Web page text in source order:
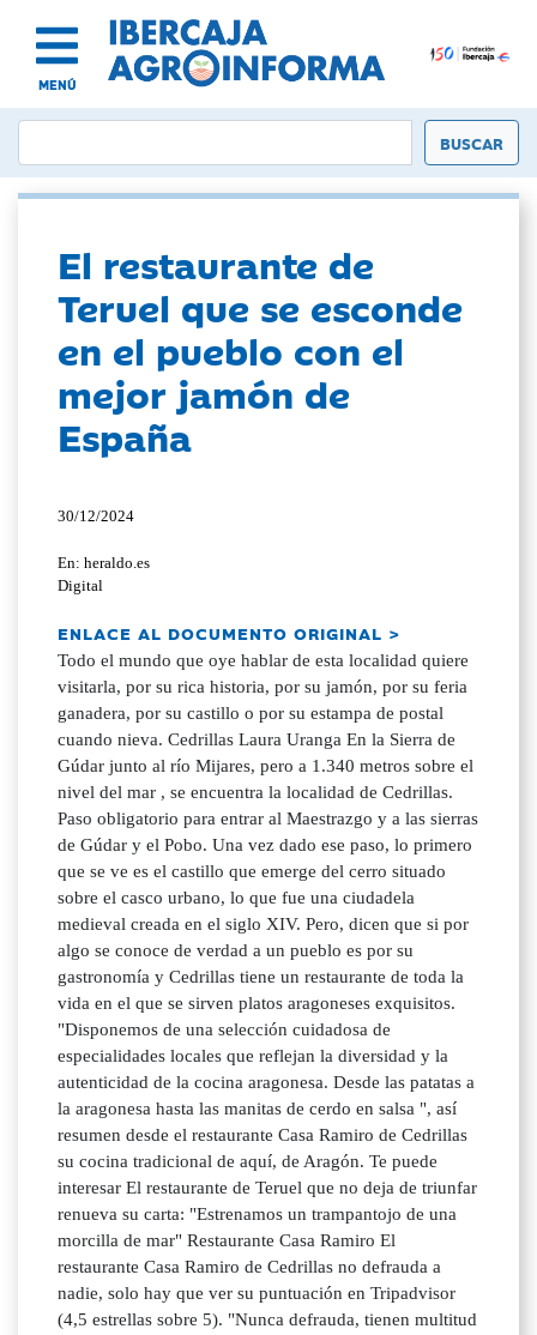
MENÚ
El restaurante de
Teruel que se esconde
en el pueblo con el
mejor jamón de
España
30/12/2024
En: heraldo.es
Digital
ENLACE AL DOCUMENTO ORIGINAL >
Todo el mundo que oye hablar de esta localidad quiere
visitarla, por su rica historia, por su jamón, por su feria
ganadera, por su castillo o por su estampa de postal
cuando nieva. Cedrillas Laura Uranga En la Sierra de
Gúdar junto al río Mijares, pero a 1.340 metros sobre el
nivel del mar , se encuentra la localidad de Cedrillas.
Paso obligatorio para entrar al Maestrazgo y a las sierras
de Gúdar y el Pobo. Una vez dado ese paso, lo primero
que se ve es el castillo que emerge del cerro situado
sobre el casco urbano, lo que fue una ciudadela
medieval creada en el siglo XIV. Pero, dicen que si por
algo se conoce de verdad a un pueblo es por su
gastronomía y Cedrillas tiene un restaurante de toda la
vida en el que se sirven platos aragoneses exquisitos.
"Disponemos de una selección cuidadosa de
especialidades locales que reflejan la diversidad y la
autenticidad de la cocina aragonesa. Desde las patatas a
la aragonesa hasta las manitas de cerdo en salsa ", así
resumen desde el restaurante Casa Ramiro de Cedrillas
su cocina tradicional de aquí, de Aragón. Te puede
interesar El restaurante de Teruel que no deja de triunfar
renueva su carta: "Estrenamos un trampantojo de una
morcilla de mar" Restaurante Casa Ramiro El
restaurante Casa Ramiro de Cedrillas no defrauda a
nadie, solo hay que ver su puntuación en Tripadvisor
(4,5 estrellas sobre 5). "Nunca defrauda, tienen multitud